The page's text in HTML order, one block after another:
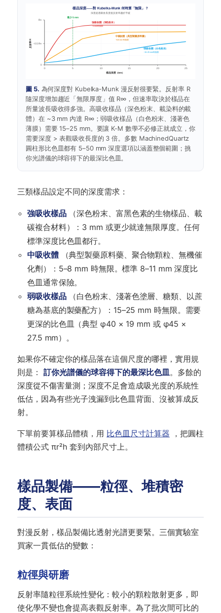
樣品深度——對 Kubelka-Munk 何時算「無限」？
深度超過吸收長度後反射率趨於平緩
強吸收體（深色粉末）
~3 mm 時無限
中吸收體（典型製藥原料藥）
~5–8 mm 時無限
弱吸收體（白色粉末）
~15–25 mm 時無限
最少 5 mm
0 5 10 15 20 25
樣品深度（mm）
R∞
~0.5 R∞
0
反射率 R
圖 5. 為何深度對 Kubelka-Munk 漫反射很要緊。反射率 R
隨深度增加趨近「無限厚度」值 R∞，但速率取決於樣品在
所量波長吸收得多強。高吸收樣品（深色粉末、載染料的載
體）在 ~3 mm 內達 R∞；弱吸收樣品（白色粉末、淺著色
薄膜）需要 15–25 mm。要讓 K-M 數學不必修正就成立，你
需要深度 > 表觀吸收長度的 3 倍。多數 MachinedQuartz
圓柱形比色皿都有 5–50 mm 深度選項以涵蓋整個範圍；挑
你光譜儀的球容得下的最深比色皿。
三類樣品設定不同的深度需求：
強吸收樣品（深色粉末、富黑色素的生物樣品、載
碳複合材料）：3 mm 或更少就達無限厚度。任何
標準深度比色皿都行。
中吸收體（典型製藥原料藥、聚合物顆粒、無機催
化劑）：5–8 mm 時無限。標準 8–11 mm 深度比
色皿通常保險。
弱吸收樣品（白色粉末、淺著色塗層、糖類、以蔗
糖為基底的製藥配方）：15–25 mm 時無限。需要
更深的比色皿（典型 φ40 × 19 mm 或 φ45 ×
27.5 mm）。
如果你不確定你的樣品落在這個尺度的哪裡，實用規
則是： 訂你光譜儀的球容得下的最深比色皿 。多餘的
深度從不傷害量測；深度不足會造成吸光度的系統性
低估，因為有些光子洩漏到比色皿背面、沒被算成反
射。
下單前要算樣品體積，用 比色皿尺寸計算器 ，把圓柱
體積公式 πr²h 套到內部尺寸上。
樣品製備——粒徑、堆積密
度、表面
對漫反射，樣品製備比透射光譜更要緊。三個實驗室
買家一貫低估的變數：
粒徑與研磨
反射率隨粒徑系統性變化：較小的顆粒散射更多，即
使化學不變也會提高表觀反射率。為了批次間可比的